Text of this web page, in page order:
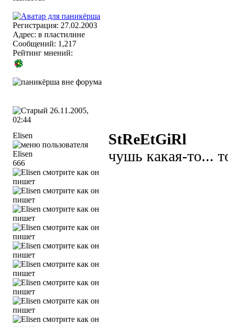
Регистрация: 27.02.2003
Адрес: в пластилине
Сообщений: 1,217
Рейтинг мнений:
26.11.2005,
02:44
Elisen
666
StReEtGiRl
чушь какая-то...